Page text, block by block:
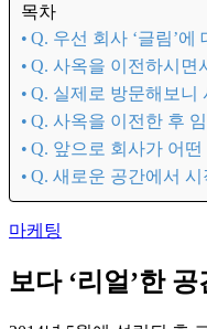
목차
Q. 우선 회사 ‘글림’
Q. 사옥을 이전하시면
Q. 실제로 방문해보니
Q. 사옥을 이전한 후
Q. 앞으로 회사가 어
Q. 새로운 공간에서
마케팅
보다 ‘리얼’한